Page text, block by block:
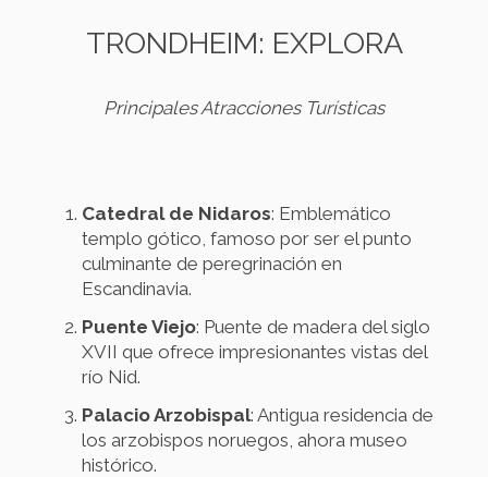
TRONDHEIM: EXPLORA
Principales Atracciones Turísticas
Catedral de Nidaros: Emblemático
templo gótico, famoso por ser el punto
culminante de peregrinación en
Escandinavia.
Puente Viejo: Puente de madera del siglo
XVII que ofrece impresionantes vistas del
río Nid.
Palacio Arzobispal: Antigua residencia de
los arzobispos noruegos, ahora museo
histórico.